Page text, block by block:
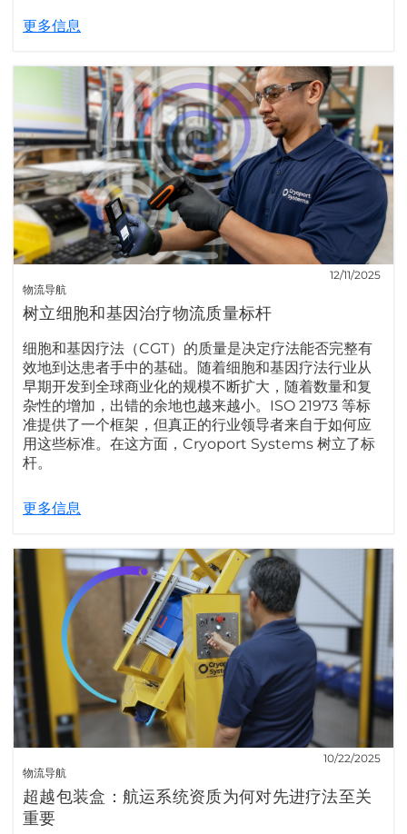
更多信息
物流导航
12/11/2025
树立细胞和基因治疗物流质量标杆
细胞和基因疗法（CGT）的质量是决定疗法能否完整有
效地到达患者手中的基础。随着细胞和基因疗法行业从
早期开发到全球商业化的规模不断扩大，随着数量和复
杂性的增加，出错的余地也越来越小。ISO 21973 等标
准提供了一个框架，但真正的行业领导者来自于如何应
用这些标准。在这方面，Cryoport Systems 树立了标
杆。
更多信息
物流导航
10/22/2025
超越包装盒：航运系统资质为何对先进疗法至关
重要